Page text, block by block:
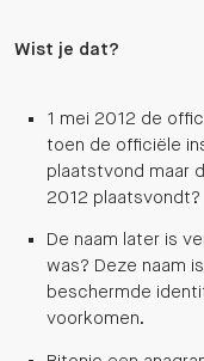
Wist je dat?
1 mei 2012 de
toen de officiële
plaatstvond maar
2012 plaatsvondt?
De naam later is
was? Deze naam
beschermde
voorkomen.